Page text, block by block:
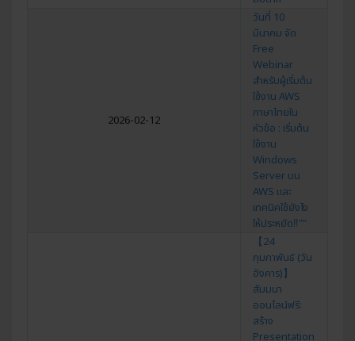
2026-02-12
วันที่ 10
มีนาคม จัด
Free
Webinar
สำหรับผู้เริ่มต้น
ใช้งาน AWS
ภาษาไทยใน
หัวข้อ : เริ่มต้น
ใช้งาน
Windows
Server บน
AWS และ
เทคนิคใช้ยังไง
ให้ประหยัด‼""
【24
กุมภาพันธ์ (วัน
อังคาร)】
สัมมนา
ออนไลน์ฟรี:
สร้าง
Presentation